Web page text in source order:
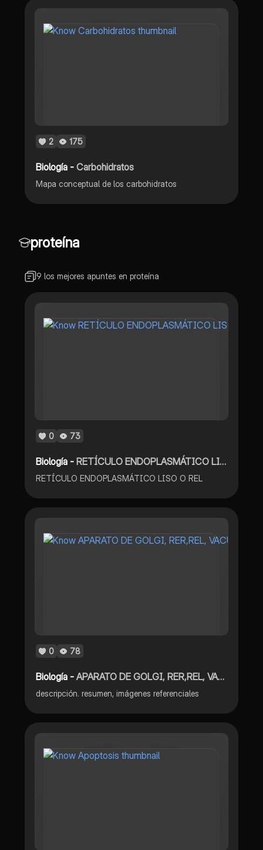
2 175
Biología -Carbohidratos
Mapa conceptual de los carbohidratos
proteína
9 los mejores apuntes en proteína
0 73
Biología -RETÍCULO ENDOPLASMÁTICO LISO
RETÍCULO ENDOPLASMÁTICO LISO O REL
0 78
Biología -APARATO DE GOLGI, RER,REL, VACUOLAS, LISOSOMAS y más
descripción. resumen, imágenes referenciales